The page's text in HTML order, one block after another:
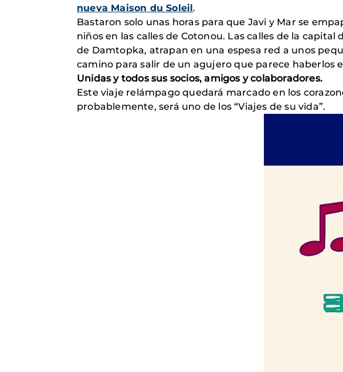
nueva Maison du Soleil.
Bastaron solo unas horas para que Javi y Mar se
niños en las calles de Cotonou. Las calles de la
de Damtopka, atrapan en una espesa red a unos
camino para salir de un agujero que parece haberlos
Unidas y todos sus socios, amigos y colaboradores.
Este viaje relámpago quedará marcado en los
probablemente, será uno de los “Viajes de su vida”.